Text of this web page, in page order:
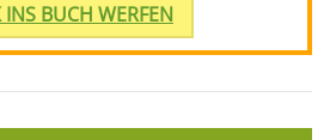
INS BUCH WERFEN